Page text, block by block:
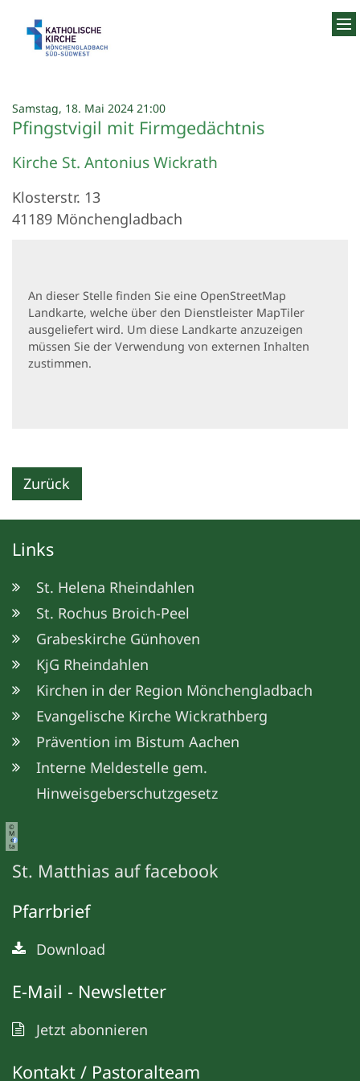
Samstag, 18. Mai 2024 21:00:
Pfingstvigil mit Firmgedächtnis
Kirche St. Antonius Wickrath
Klosterstr. 13
41189 Mönchengladbach
An dieser Stelle finden Sie eine OpenStreetMap
Landkarte, welche über den Dienstleister MapTiler
ausgeliefert wird. Um diese Landkarte anzuzeigen
müssen Sie der Verwendung von externen Inhalten
zustimmen.
Zurück
Links
St. Helena Rheindahlen
St. Rochus Broich-Peel
Grabeskirche Günhoven
KjG Rheindahlen
Kirchen in der Region Mönchengladbach
Evangelische Kirche Wickrathberg
Prävention im Bistum Aachen
Interne Meldestelle gem.
Hinweisgeberschutzgesetz
©
M
e
ta
St. Matthias auf facebook
Pfarrbrief
Download
E-Mail - Newsletter
Jetzt abonnieren
Kontakt / Pastoralteam